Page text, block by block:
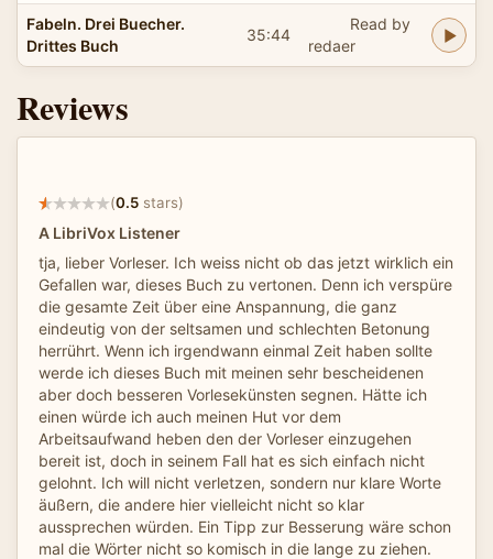
Fabeln. Drei Buecher.
Drittes Buch
35:44
Read by
redaer
Reviews
(0.5 stars)
A LibriVox Listener
tja, lieber Vorleser. Ich weiss nicht ob das jetzt wirklich ein
Gefallen war, dieses Buch zu vertonen. Denn ich verspüre
die gesamte Zeit über eine Anspannung, die ganz
eindeutig von der seltsamen und schlechten Betonung
herrührt. Wenn ich irgendwann einmal Zeit haben sollte
werde ich dieses Buch mit meinen sehr bescheidenen
aber doch besseren Vorlesekünsten segnen. Hätte ich
einen würde ich auch meinen Hut vor dem
Arbeitsaufwand heben den der Vorleser einzugehen
bereit ist, doch in seinem Fall hat es sich einfach nicht
gelohnt. Ich will nicht verletzen, sondern nur klare Worte
äußern, die andere hier vielleicht nicht so klar
aussprechen würden. Ein Tipp zur Besserung wäre schon
mal die Wörter nicht so komisch in die lange zu ziehen.